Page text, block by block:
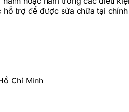
hỗ trợ để được sửa chữa tại chính
Chí Minh